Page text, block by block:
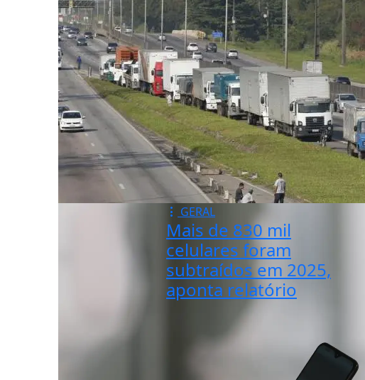
GERAL
Mais de 830 mil
celulares foram
subtraídos em 2025,
aponta relatório